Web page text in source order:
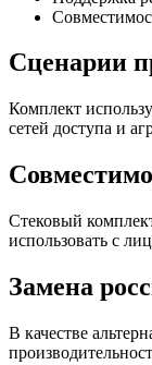
Сценарии
Комплект
сетей доступа и
Стековый
использовать с
Замена
В качестве